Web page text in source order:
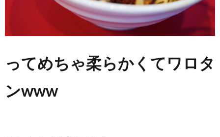
ってめちゃ柔らかくてワロタ
ンwww